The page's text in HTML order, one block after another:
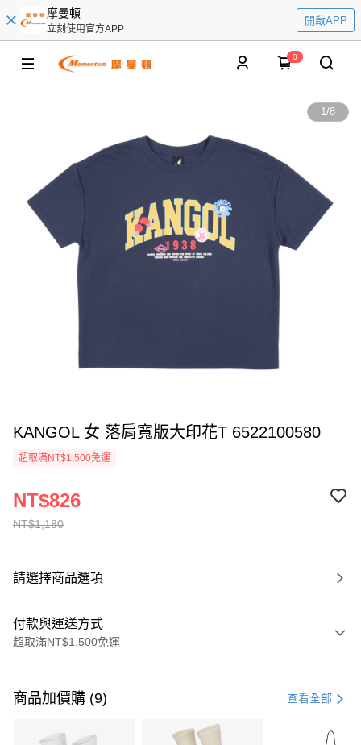
摩曼頓
立刻使用官方APP
開啟APP
0
1/8
KANGOL 女 落肩寬版大印花T 6522100580
超取滿NT$1,500免運
NT$1,180
NT$826
請選擇商品選項
付款與運送方式
超取滿NT$1,500免運
信用卡一次付款
商品加價購 (9) 查看全部